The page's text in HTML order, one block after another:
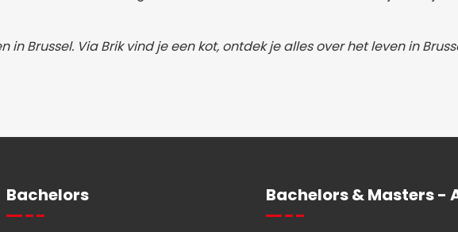
Brussel. Via Brik vind je een kot, ontdek je alles over het leven in
Bachelors Bachelors & Masters -